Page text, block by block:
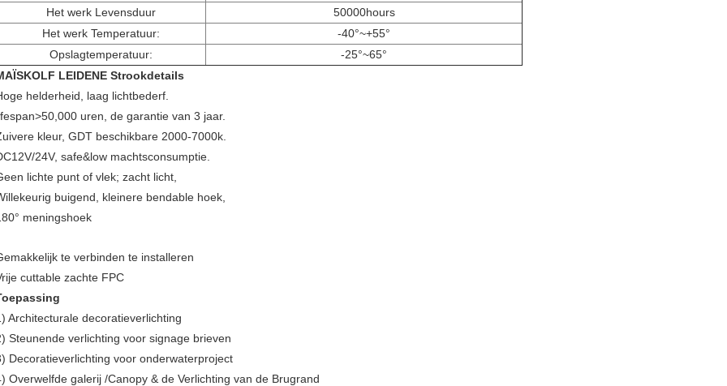
Het werk Levensduur
50000hours
Het werk Temperatuur:
-40°~+55°
Opslagtemperatuur:
-25°~65°
LEIDENE Strookdetails
helderheid, laag lichtbederf.
uren, de garantie van 3 jaar.
kleur, GDT beschikbare 2000-7000k.
24V, safe&low machtsconsumptie.
lichte punt of vlek; zacht licht,
buigend, kleinere bendable hoek,
meningshoek
te verbinden te installeren
cuttable zachte FPC
Architecturale decoratieverlichting
Steunende verlichting voor signage brieven
Decoratieverlichting voor onderwaterproject
Overwelfde galerij /Canopy & de Verlichting van de Brugrand